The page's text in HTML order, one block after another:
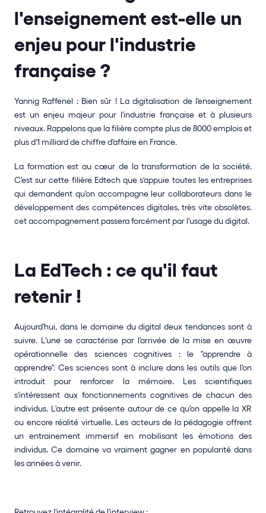
l'enseignement est-elle un
enjeu pour l'industrie
française ?
Yannig Raffenel : Bien sûr ! La digitalisation de l'enseignement
est un enjeu majeur pour l'industrie française et à plusieurs
niveaux. Rappelons que la filière compte plus de 8000 emplois et
plus d'1 milliard de chiffre d'affaire en France.
La formation est au cœur de la transformation de la société.
C'est sur cette filière Edtech que s'appuie toutes les entreprises
qui demandent qu'on accompagne leur collaborateurs dans le
développement des compétences digitales, très vite obsolètes.
cet accompagnement passera forcément par l'usage du digital.
La EdTech : ce qu'il faut
retenir !
Aujourd'hui, dans le domaine du digital deux tendances sont à
suivre. L'une se caractérise par l'arrivée de la mise en œuvre
opérationnelle des sciences cognitives : le "apprendre à
apprendre". Ces sciences sont à inclure dans les outils que l'on
introduit pour renforcer la mémoire. Les scientifiques
s'intéressent aux fonctionnements cognitives de chacun des
individus. L'autre est présente autour de ce qu'on appelle la XR
ou encore réalité virtuelle. Les acteurs de la pédagogie offrent
un entrainement immersif en mobilisant les émotions des
individus. Ce domaine va vraiment gagner en popularité dans
les années à venir.